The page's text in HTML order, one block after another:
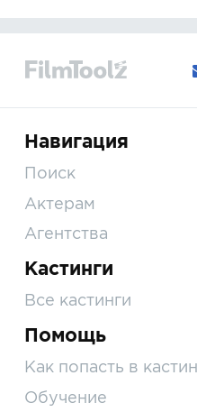
Навигация
Поиск
Актерам
Агентства
Кастинги
Все кастинги
Помощь
Как попасть в
Обучение